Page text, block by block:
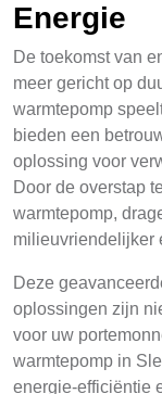
Energie
De toekomst van
meer gericht op
warmtepomp
bieden een
oplossing voor
Door de overstap
warmtepomp,
milieuvriendelijker
Deze
oplossingen zijn
voor uw
warmtepomp in
energie-efficiëntie